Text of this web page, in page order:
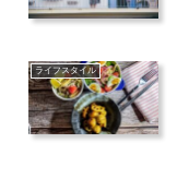
ライフスタイル